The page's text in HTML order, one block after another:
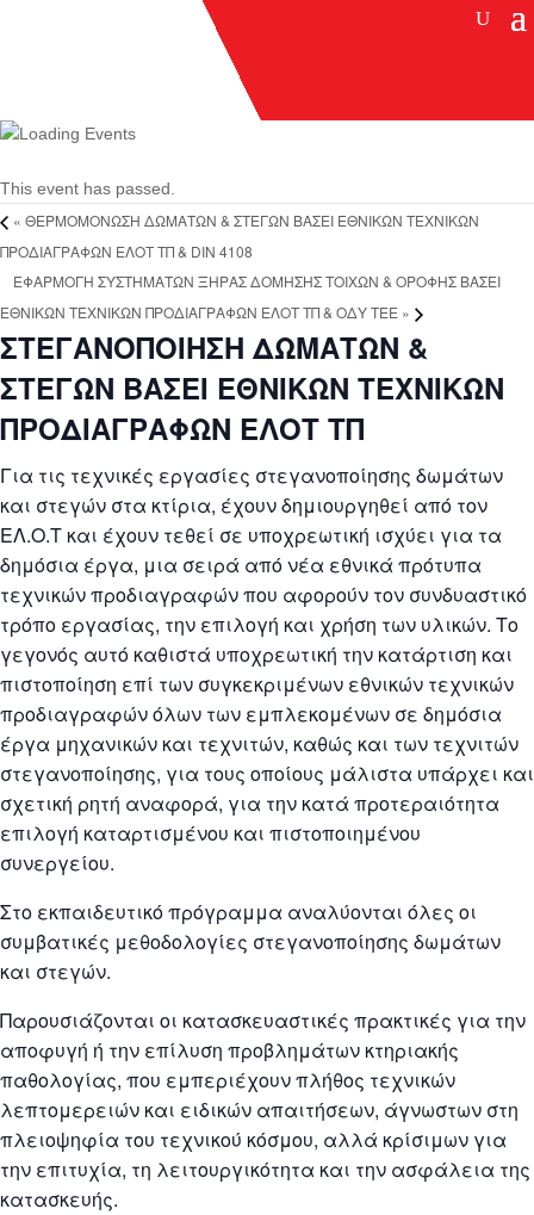
This event has passed.
« ΘΕΡΜΟΜΟΝΩΣΗ ΔΩΜΑΤΩΝ & ΣΤΕΓΩΝ ΒΑΣΕΙ ΕΘΝΙΚΩΝ ΤΕΧΝΙΚΩΝ
ΠΡΟΔΙΑΓΡΑΦΩΝ ΕΛΟΤ ΤΠ & DIN 4108
ΕΦΑΡΜΟΓΗ ΣΥΣΤΗΜΑΤΩΝ ΞΗΡΑΣ ΔΟΜΗΣΗΣ ΤΟΙΧΩΝ & ΟΡΟΦΗΣ ΒΑΣΕΙ
ΕΘΝΙΚΩΝ ΤΕΧΝΙΚΩΝ ΠΡΟΔΙΑΓΡΑΦΩΝ ΕΛΟΤ ΤΠ & ΟΔΥ ΤΕΕ »
ΣΤΕΓΑΝΟΠΟΙΗΣΗ ΔΩΜΑΤΩΝ &
ΣΤΕΓΩΝ ΒΑΣΕΙ ΕΘΝΙΚΩΝ ΤΕΧΝΙΚΩΝ
ΠΡΟΔΙΑΓΡΑΦΩΝ ΕΛΟΤ ΤΠ
Για τις τεχνικές εργασίες στεγανοποίησης δωμάτων
και στεγών στα κτίρια, έχουν δημιουργηθεί από τον
ΕΛ.Ο.Τ και έχουν τεθεί σε υποχρεωτική ισχύει για τα
δημόσια έργα, μια σειρά από νέα εθνικά πρότυπα
τεχνικών προδιαγραφών που αφορούν τον συνδυαστικό
τρόπο εργασίας, την επιλογή και χρήση των υλικών. Το
γεγονός αυτό καθιστά υποχρεωτική την κατάρτιση και
πιστοποίηση επί των συγκεκριμένων εθνικών τεχνικών
προδιαγραφών όλων των εμπλεκομένων σε δημόσια
έργα μηχανικών και τεχνιτών, καθώς και των τεχνιτών
στεγανοποίησης, για τους οποίους μάλιστα υπάρχει και
σχετική ρητή αναφορά, για την κατά προτεραιότητα
επιλογή καταρτισμένου και πιστοποιημένου
συνεργείου.
Στο εκπαιδευτικό πρόγραμμα αναλύονται όλες οι
συμβατικές μεθοδολογίες στεγανοποίησης δωμάτων
και στεγών.
Παρουσιάζονται οι κατασκευαστικές πρακτικές για την
αποφυγή ή την επίλυση προβλημάτων κτηριακής
παθολογίας, που εμπεριέχουν πλήθος τεχνικών
λεπτομερειών και ειδικών απαιτήσεων, άγνωστων στη
πλειοψηφία του τεχνικού κόσμου, αλλά κρίσιμων για
την επιτυχία, τη λειτουργικότητα και την ασφάλεια της
κατασκευής.